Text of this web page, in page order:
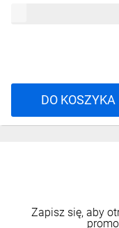
DO KOSZYKA
Zapisz się, aby